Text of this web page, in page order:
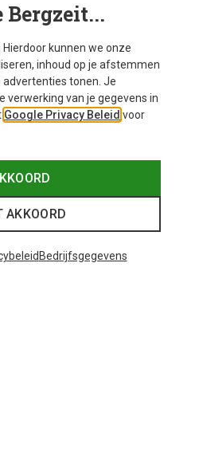
Je bespaart 37%
Bergzeit...
Hierdoor kunnen we onze
inhoud op je afstemmen
tonen. Je
verwerking van je gegevens in
Google Privacy Beleid voor
AKKOORD
Bedrijfsgegevens